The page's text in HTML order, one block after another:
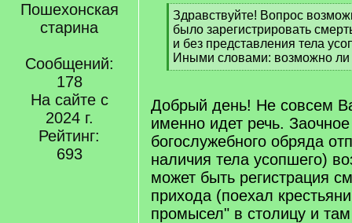
Пошехонская
старина
Сообщений:
178
На сайте с
2024 г.
Рейтинг:
693
[
q
]
Здравствуйте! Вопрос
было зарегистрировать
и без представления тела
Иными словами: возможно ли
[
q
]
Добрый день! Не совсем
именно идет речь.
богослужебного обряда
наличия тела усопшего)
может быть регистрация
прихода (поехал
промысел" в столицу и